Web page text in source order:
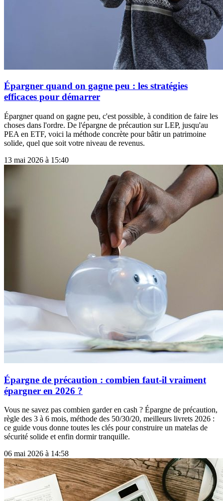
Épargner quand on gagne peu : les stratégies
efficaces pour démarrer
Épargner quand on gagne peu, c'est possible, à condition de faire les
choses dans l'ordre. De l'épargne de précaution sur LEP, jusqu'au
PEA en ETF, voici la méthode concrète pour bâtir un patrimoine
solide, quel que soit votre niveau de revenus.
13 mai 2026 à 15:40
Épargne de précaution : combien faut-il vraiment
épargner en 2026 ?
Vous ne savez pas combien garder en cash ? Épargne de précaution,
règle des 3 à 6 mois, méthode des 50/30/20, meilleurs livrets 2026 :
ce guide vous donne toutes les clés pour construire un matelas de
sécurité solide et enfin dormir tranquille.
06 mai 2026 à 14:58